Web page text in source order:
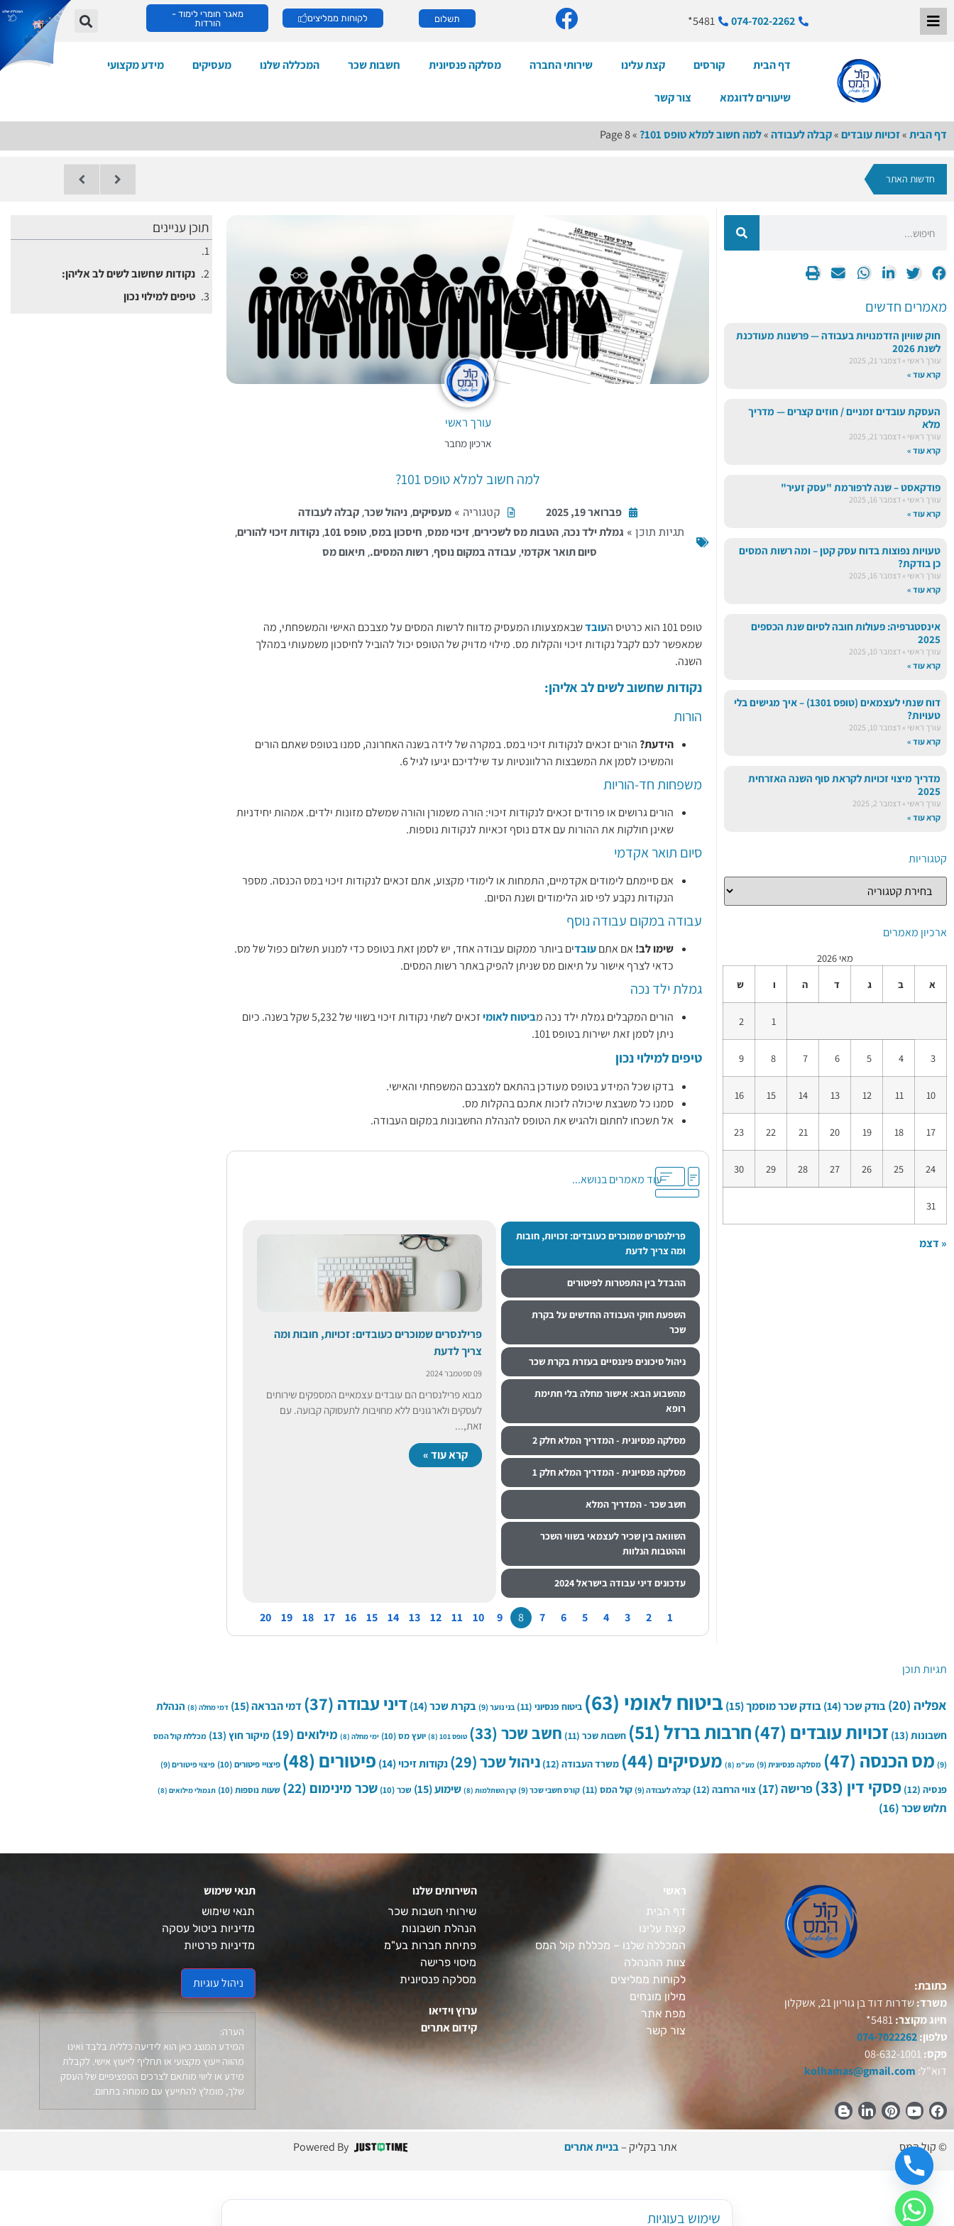
074-702-2262
5481* תשלום לקוחות ממליצים
מאגר חומרי לימוד -
הורדות
דף הבית קורסים קצת עלינו שירותי החברה מסלקה פנסיונית חשבות שכר המכללה שלנו מעסיקים מידע מקצועי
שיעורים לדוגמא צור קשר
דף הבית»זכויות עובדים»קבלה לעבודה»למה חשוב למלא טופס 101? »
חדשות האתר
מאמרים חדשים
חוק שוויון הזדמנויות בעבודה — פרשנות מעודכנת
לשנת 2026
עורך ראשי
דצמבר 21, 2025
קרא עוד »
העסקת עובדים זמניים / חוזים קצרים — מדריך
מלא
עורך ראשי
דצמבר 21, 2025
קרא עוד »
פודקאסט – שנה לרפורמת "עסק זעיר"
עורך ראשי
דצמבר 16, 2025
קרא עוד »
טעויות נפוצות בדוח עסק קטן – ומה רשות המסים
כן בודקת?
עורך ראשי
דצמבר 16, 2025
קרא עוד »
אינסטגרפיה: פעולות חובה לסיום שנת הכספים
2025
עורך ראשי
דצמבר 10, 2025
קרא עוד »
דוח שנתי לעצמאים (טופס 1301) – איך מגישים בלי
טעויות?
עורך ראשי
דצמבר 10, 2025
קרא עוד »
מדריך מיצוי זכויות לקראת סוף השנה האזרחית
2025
עורך ראשי
דצמבר 2, 2025
קרא עוד »
קטגוריות
ארכיון מאמרים
מאי 2026
א
ב ג ד ה ו ש
1
2
3
4
5
6
7
8
9
10
11
12
13
14
15
16
17
18
19
20
21
22
23
24
25
26
27
28
29
30
31
« דצמ
עורך ראשי
ארכיון מחבר
למה חשוב למלא טופס 101?
פברואר 19, 2025 קטגוריה » מעסיקים,ניהול שכר,קבלה לעבודה
תגיות תוכן » גמלת ילד נכה,הטבות מס לשכירים,זיכוי ממס, חיסכון במס,טופס 101 ,נקודות זיכוי להורים,
סיום תואר אקדמי,עבודה במקום נוסף, רשות המסים.,תיאום מס
טופס 101 הוא כרטיס ה עובדשבאמצעותו המעסיק מדווח לרשות המסים על מצבכם האישי והמשפחתי, מה
שמאפשר לכם לקבל נקודות זיכוי והקלות מס. מילוי מדויק של הטופס יכול להוביל לחיסכון משמעותי במהלך
השנה.
נקודות שחשוב לשים לב אליהן:
הורות
הידעת? הורים זכאים לנקודות זיכוי במס. במקרה של לידה בשנה האחרונה, סמנו בטופס שאתם הורים
והמשיכו לסמן את המשבצות הרלוונטיות עד שילדיכם יגיעו לגיל 6.
משפחות חד-הוריות
הורים גרושים או פרודים זכאים לנקודות זיכוי: הורה משמורן והורה שמשלם מזונות ילדים. אמהות יחידניות
שאינן חולקות את ההורות עם אדם נוסף זכאיות לנקודות נוספות.
סיום תואר אקדמי
אם סיימתם לימודים אקדמיים, התמחות או לימודי מקצוע, אתם זכאים לנקודות זיכוי במס הכנסה. מספר
הנקודות נקבע לפי סוג הלימודים ושנת הסיום.
עבודה במקום עבודה נוסף
שימו לב!אם אתםעובדים ביותר ממקום עבודה אחד, יש לסמן זאת בטופס כדי למנוע תשלום כפול של מס.
כדאי לצרף אישור על תיאום מס שניתן להפיק באתר רשות המסים.
גמלת ילד נכה
הורים המקבלים גמלת ילד נכה מביטוח לאומי
זכאים לשתי נקודות זיכוי בשווי של 5,232 שקל בשנה. כיום
ניתן לסמן זאת ישירות בטופס 101.
טיפים למילוי נכון
בדקו שכל המידע בטופס מעודכן בהתאם למצבכם המשפחתי והאישי.
סמנו כל משבצת שיכולה לזכות אתכם בהקלות מס.
אל תשכחו לחתום ולהגיש את הטופס להנהלת החשבונות במקום העבודה.
עוד מאמרים בנושא...
פרילנסרים שמוכרים כעובדים: זכויות, חובות
ומה צריך לדעת
ההבדל בין התפטרות לפיטורים
השפעת חוקי העבודה החדשים על בקרת
שכר
ניהול סיכונים פיננסיים בעזרת בקרת שכר
מהשבוע הבא: אישור מחלה בלי חתימת
רופא
מסלקה פנסיונית - המדריך המלא חלק 2
מסלקה פנסיונית - המדריך המלא חלק 1
חשב שכר - המדריך המלא
השוואה בין שכיר לעצמאי בשווי השכר
וההטבות הנלוות
עדכונים דיני עבודה בישראל 2024
פרילנסרים שמוכרים כעובדים: זכויות, חובות ומה
צריך לדעת
09 ספטמבר 2024
מבוא פרילנסרים הם עובדים עצמאיים המספקים שירותים
לעסקים ולארגונים ללא מחויבות לתעסוקה קבועה. עם
זאת,...
קרא עוד »
1
2
3
4
5
6
7
8
9
10
11
12
13
14
15
16
17
18
19
20
תוכן עניינים
נקודות שחשוב לשים לב אליהן:
טיפים למילוי נכון
תגיות תוכן
אפליה (20) בודק שכר(14) בודק שכר מוסמך(15) ביטוח לאומי (63) ביטוח פנסיוני (11) בני נוער (9) בקרת שכר(14) דיני עבודה (37) דמי הבראה(15) דמי מחלה (8) הנהלת
חשבונות (13) זכויות עובדים (47) חרבות ברזל(51) חשבות שכר (11) חשב שכר(33) טופס 101 (8) יועץ מס(10) ימי מחלה (8) מילואים (19) מיקור חוץ (13) מכללת קול המס
(9) מס הכנסה (47) מסלקה פנסיונית (9) מע"מ (8) מעסיקים (44) משרד העבודה (12) ניהול שכר(29) נקודות זיכוי(14) פיטורים (48) פיצויי פיטורים(10) פיצוי פיטורים (9)
פנסיה (12) פסקי דין (33) פרישה(17) צווי הרחבה (12) קבלה לעבודה (9) קול המס (11) קורס חשבי שכר (9) קרן השתלמות (8) שימוע(15) שכר(10) שכר מינימום (22) שעות נוספות(10) תגמולי מילואים (8)
תלוש שכר(16)
כתובת:
משרד:שדרות דוד בן גוריון 21, אשקלון
חיוג מקוצר:
טלפון:074-7022262
פקס:
דוא"ל: kolhamas@gmail.com
ראשי
דף הבית
קצת עלינו
המכללה שלנו – מכללת קול המס
צוות ההנהלה
לקוחות ממליצים
מילון מונחים
מפת אתר
צור קשר
השירותים שלנו
שירותי חשבות שכר
הנהלת חשבונות
פתיחת חברות בע"מ
מיסוי פרישה
מסלקה פנסיונית
ערוץ וידיאו
קידום אתרים
תנאי שימוש
תנאי שימוש
מדיניות ביטול עסקה
מדיניות פרטיות
ניהול עוגיות
הערה:
המידע המוצג כאן הוא לידיעה כללית בלבד ואינו
מהווה ייעוץ מקצועי או תחליף לייעוץ אישי. לקבלת
מידע או ליווי מותאם לצרכים הספציפיים של העסק
שלך, מומלץ להתייעץ עם מומחה בתחום.
© קול המס אתר בקליק –בניית אתרים Powered By
שימוש בעוגיות